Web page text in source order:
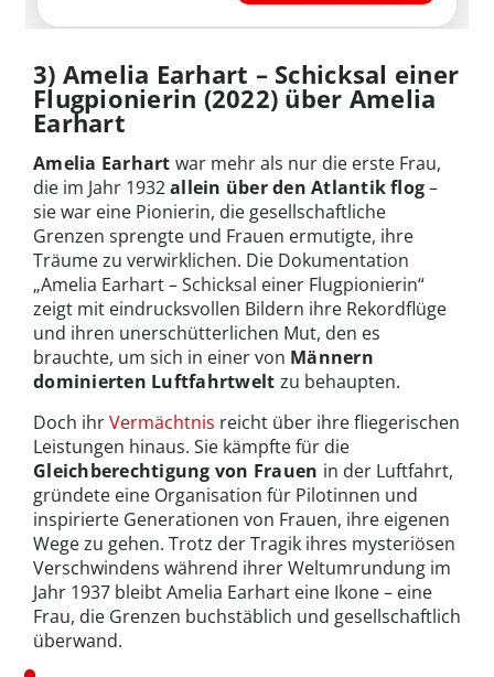
3) Amelia Earhart – Schicksal einer
Flugpionierin (2022) über Amelia
Earhart
Amelia Earhart war mehr als nur die erste Frau,
die im Jahr 1932allein über den Atlantik flog–
sie war eine Pionierin, die gesellschaftliche
Grenzen sprengte und Frauen ermutigte, ihre
Träume zu verwirklichen. Die Dokumentation
„Amelia Earhart – Schicksal einer Flugpionierin“
zeigt mit eindrucksvollen Bildern ihre Rekordflüge
und ihren unerschütterlichen Mut, den es
brauchte, um sich in einer von Männern
dominierten Luftfahrtwelt zu behaupten.
Doch ihrVermächtnis reicht über ihre fliegerischen
Leistungen hinaus. Sie kämpfte für die
Gleichberechtigung von Frauen in der Luftfahrt,
gründete eine Organisation für Pilotinnen und
inspirierte Generationen von Frauen, ihre eigenen
Wege zu gehen. Trotz der Tragik ihres mysteriösen
Verschwindens während ihrer Weltumrundung im
Jahr 1937 bleibt Amelia Earhart eine Ikone – eine
Frau, die Grenzen buchstäblich und gesellschaftlich
überwand.